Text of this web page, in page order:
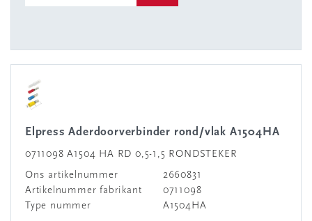
Elpress Aderdoorverbinder rond/vlak A1504HA
0711098 A1504 HA RD 0,5-1,5 RONDSTEKER
Ons artikelnummer
2660831
Artikelnummer fabrikant
0711098
Type nummer
A1504HA